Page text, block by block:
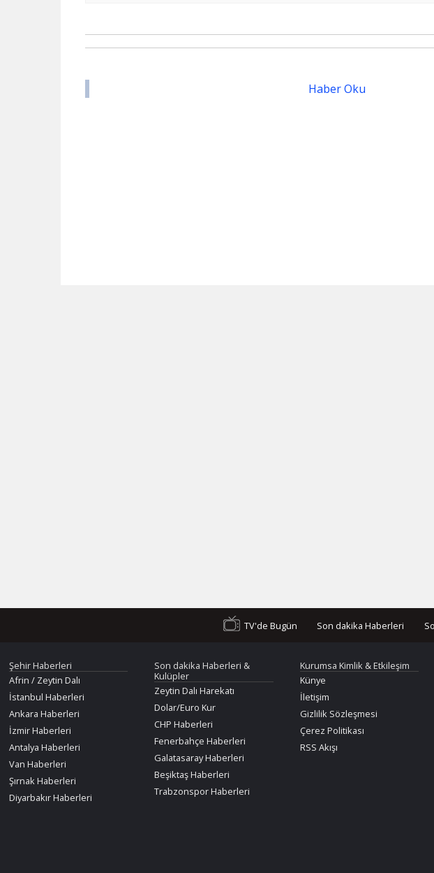
Haber Oku
TV'de Bugün Son dakika Haberleri
Şehir Haberleri
Afrin / Zeytin Dalı
İstanbul Haberleri
Ankara Haberleri
İzmir Haberleri
Antalya Haberleri
Van Haberleri
Şırnak Haberleri
Diyarbakır Haberleri
Son dakika Haberleri &
Kulüpler
Zeytin Dalı Harekatı
Dolar/Euro Kur
CHP Haberleri
Fenerbahçe Haberleri
Galatasaray Haberleri
Beşiktaş Haberleri
Trabzonspor Haberleri
Kurumsa Kimlik & Etkileşim
Künye
İletişim
Gizlilik Sözleşmesi
Çerez Politikası
RSS Akışı